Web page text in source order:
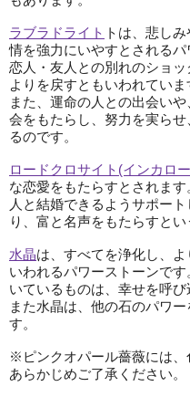
ラブラドライト トは、悲し
情を強力にいやすとされるパ
恋人・友人との別れのショ
よりを戻すともいわれていま
また、運命の人との出会い
会をもたらし、努力を実ら
るのです。
ロードクロサイト(インカロ
な恋愛をもたらすとされま
人と結婚できるようサポー
り、富と名声をもたらすとい
水晶は、すべてを浄化し、
いわれるパワーストーンで
いているものは、幸せを呼び
また水晶は、他の石のパワ
す。
※ピンクオパール薔薇には、
あらかじめご了承ください。